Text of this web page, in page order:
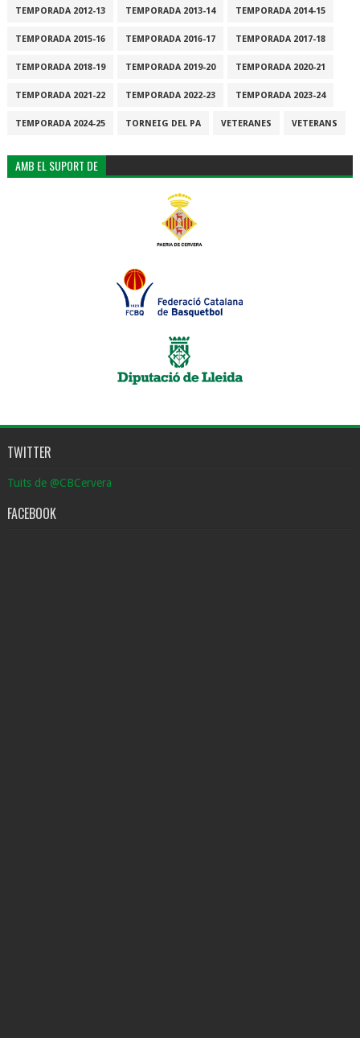
TEMPORADA 2012-13 TEMPORADA 2013-14 TEMPORADA 2014-15
TEMPORADA 2015-16 TEMPORADA 2016-17 TEMPORADA 2017-18
TEMPORADA 2018-19 TEMPORADA 2019-20 TEMPORADA 2020-21
TEMPORADA 2021-22 TEMPORADA 2022-23 TEMPORADA 2023-24
TEMPORADA 2024-25 TORNEIG DEL PA VETERANES VETERANS
AMB EL SUPORT DE
TWITTER
Tuits de @CBCervera
FACEBOOK